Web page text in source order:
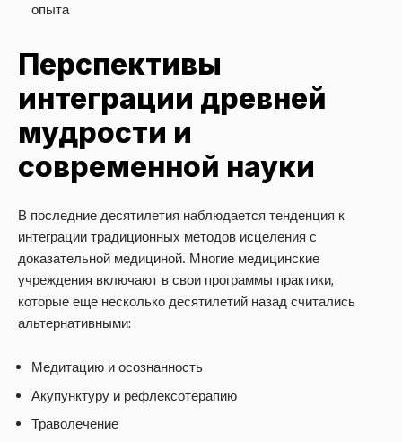
опыта
Перспективы
интеграции древней
мудрости и
современной науки
В последние десятилетия наблюдается тенденция к
интеграции традиционных методов исцеления с
доказательной медициной. Многие медицинские
учреждения включают в свои программы практики,
которые еще несколько десятилетий назад считались
альтернативными:
Медитацию и осознанность
Акупунктуру и рефлексотерапию
Траволечение